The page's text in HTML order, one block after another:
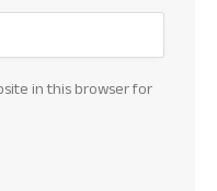
in this browser for